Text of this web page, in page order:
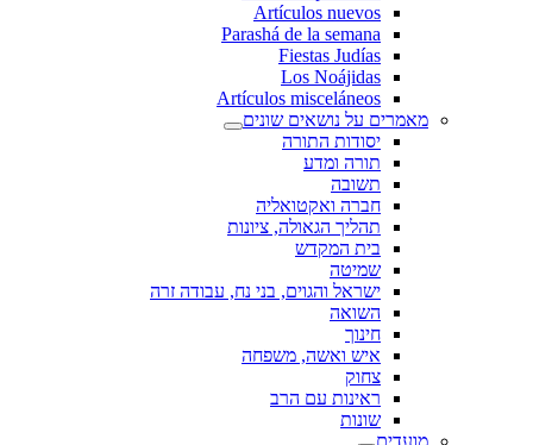
Artículos nuevos
Parashá de la semana
Fiestas Judías
Los Noájidas
Artículos misceláneos
מאמרים על נושאים שונים
יסודות התורה
תורה ומדע
תשובה
חברה ואקטואליה
תהליך הגאולה, ציונות
בית המקדש
שמיטה
ישראל והגוים, בני נח, עבודה זרה
השואה
חינוך
איש ואשה, משפחה
צחוק
ראינות עם הרב
שונות
מועדים